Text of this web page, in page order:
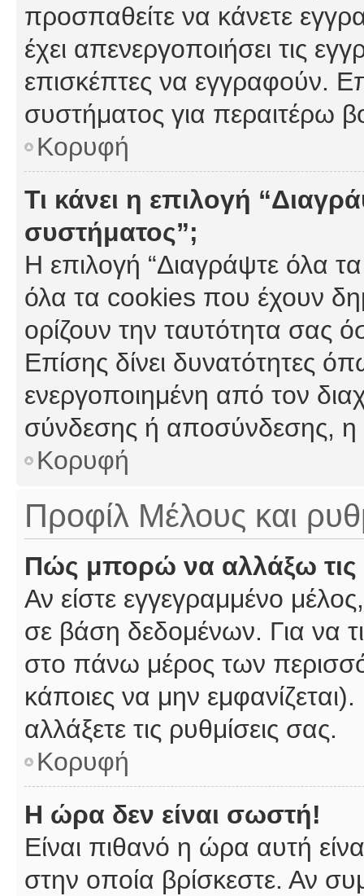
προσπαθείτε να κάνετε
έχει απενεργοποιήσει τις
επισκέπτες να εγγραφούν.
συστήματος για περαιτέρω
Κορυφή
Τι κάνει η επιλογή
συστήματος”;
Η επιλογή “Διαγράψτε όλα
όλα τα cookies που έχουν
ορίζουν την ταυτότητα σας
Επίσης δίνει δυνατότητες
ενεργοποιημένη από τον
σύνδεσης ή αποσύνδεσης, η
Κορυφή
Προφίλ Μέλους και
Πώς μπορώ να αλλάξω τις
Αν είστε εγγεγραμμένο
σε βάση δεδομένων. Για να
στο πάνω μέρος των
κάποιες να μην
αλλάξετε τις ρυθμίσεις σας.
Κορυφή
Η ώρα δεν είναι σωστή!
Είναι πιθανό η ώρα αυτή
στην οποία βρίσκεστε. Αν